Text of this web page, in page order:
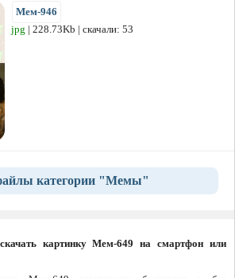
Мем-946
jpg | 228.73Kb | скачали: 53
категории "Мемы"
картинку Мем-649 на смартфон или